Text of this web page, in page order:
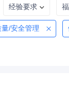
经验要求
量/安全管理